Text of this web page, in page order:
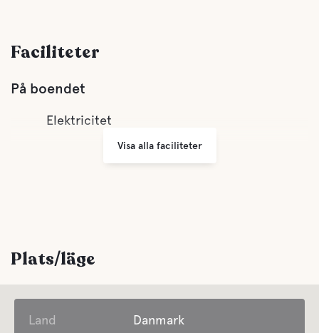
Faciliteter
På boendet
Elektricitet
Visa alla faciliteter
Plats/läge
Land
Danmark